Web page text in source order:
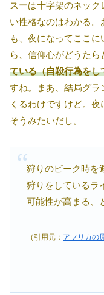
スーは十字架のネッ
い性格なのはわかる
も、夜になってここ
ら、信仰心がどうたら
ている（自殺行為をし
すね。まあ、結局グラ
くるわけですけど。
そうみたいだし。
狩りのピーク時を
狩りをしているラ
可能性が高まる、
（引用元： アフリカの